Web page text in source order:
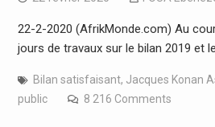
22-2-2020 (AfrikMonde.com) Au
jours de travaux sur le bilan 2019 et
Bilan satisfaisant, Jacques Konan
public
8 216 Comments